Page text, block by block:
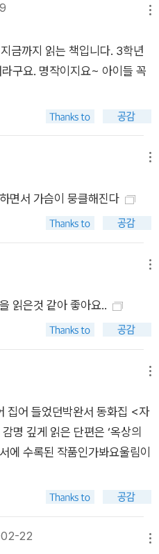
금까지 읽는 책입니다. 3학년
구요. 명작이지요~ 아이들 꼭
면서 가슴이 뭉클해진다
읽은것 같아 좋아요..
집어 들었던박완서 동화집 <자
명 깊게 읽은 단편은 ‘옥상의
에 수록된 작품인가봐요울림이
22